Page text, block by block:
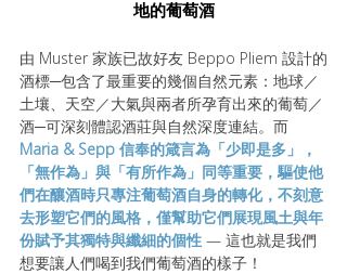
地的葡萄酒
由 Muster 家族已故好友 Beppo Pliem 設計的
酒標─包含了最重要的幾個自然元素：地球／
土壤、天空／大氣與兩者所孕育出來的葡萄／
酒─可深刻體認酒莊與自然深度連結。而
Maria & Sepp 信奉的箴言為「少即是多」，
「無作為」與「有所作為」同等重要，驅使他
們在釀酒時只專注葡萄酒自身的轉化，不刻意
去形塑它們的風格，僅幫助它們展現風土與年
份賦予其獨特與纖細的個性 — 這也就是我們
想要讓人們喝到我們葡萄酒的樣子！